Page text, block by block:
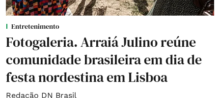
Entretenimento
Fotogaleria. Arraiá Julino reúne
comunidade brasileira em dia de
festa nordestina em Lisboa
Redação DN Brasil